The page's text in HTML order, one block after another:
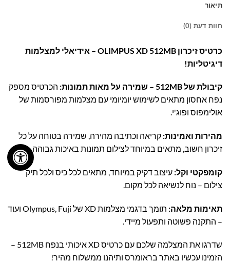
תיאור
חוות דעת (0)
כרטיס זיכרון OLIMPUS XD 512MB – אידיאלי למצלמות
דיגיטליות!
קיבולת של 512MB – שמירה על מאות תמונות:
הכרטיס מספק
נפח אחסון מתאים לשימוש יומיומי עם מצלמות מפורסמות של
אולימפוס ופוג'י.
מהירות ואמינות: קריאה וכתיבה מהירה, שמירה בטוחה על כל
זיכרון חשוב, מתאים במיוחד לצילום תמונות באיכות גבוהה.
קומפקטי וקל: עיצוב דקיק במיוחד, מתאים לכל כיס ולכל תיק
צילום – נוח לנשיאה לכל מקום.
תאימות מלאה:
תומך בדגמי מצלמות XD של Olympus, Fuji ועוד
– התקנה פשוטה ותפעול מיידי.
שדרגו את המצלמה שלכם עם כרטיס XD איכותי בנפח 512MB –
הזמינו עכשיו באתר בראומרס ותיהנו ממשלוח מהיר!